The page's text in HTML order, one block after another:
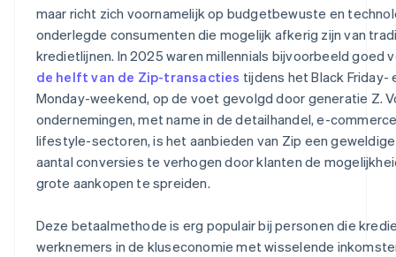
maar richt zich voornamelijk op budgetbewuste en
onderlegde consumenten die mogelijk afkerig zijn van
kredietlijnen. In 2025 waren millennials bijvoorbeeld goed
de helft van de Zip-transacties tijdens het Black Friday-
Monday-weekend, op de voet gevolgd door generatie Z.
ondernemingen, met name in de detailhandel, e-
lifestyle-sectoren, is het aanbieden van Zip een
aantal conversies te verhogen door klanten de
grote aankopen te spreiden.
Deze betaalmethode is erg populair bij personen die
werknemers in de kluseconomie met wisselende